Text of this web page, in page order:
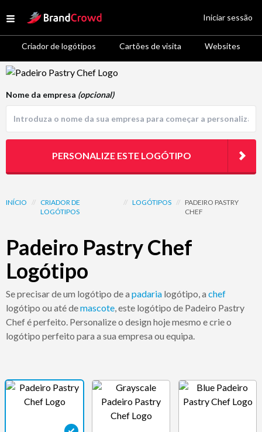
Open menu
Site Logo
Criador de logótipos Cartões de visita Websites
Iniciar sessão
Logo Template Preview
INÍCIO // CRIADOR DE
LOGÓTIPOS
// LOGÓTIPOS //
PADEIRO PASTRY
CHEF
Padeiro Pastry Chef
Logótipo
Se precisar de um logótipo de a padaria logótipo, a chef
logótipo ou até demascote, este logótipo de Padeiro Pastry
Chef é perfeito. Personalize o design hoje mesmo e crie o
logótipo perfeito para a sua empresa ou equipa.
Nome da empresa (opcional)
PERSONALIZE ESTE LOGÓTIPO